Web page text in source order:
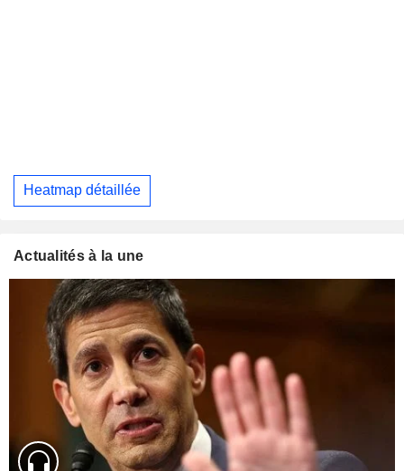
Heatmap détaillée
Actualités à la une